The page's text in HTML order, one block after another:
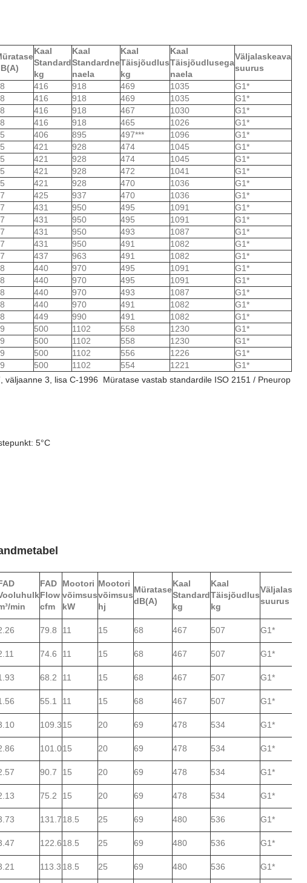
Kaal
Standard
kg
Kaal
Standardne
naela
Kaal
Täisjõudlus
kg
Kaal
Täisjõudlusega
naela
Väljalaskeava
suurus
416 918 469 1035
G1*
416 918 469 1035
G1*
416 918 467 1030
G1*
416 918 465 1026
G1*
406 895 497*** 1096
G1*
421 928 474 1045
G1*
421 928 474 1045
G1*
421 928 472 1041
G1*
421 928 470 1036
G1*
425 937 470 1036
G1*
431 950 495 1091
G1*
431 950 495 1091
G1*
431 950 493 1087
G1*
431 950 491 1082
G1*
437 963 491 1082
G1*
440 970 495 1091
G1*
440 970 495 1091
G1*
440 970 493 1087
G1*
440 970 491 1082
G1*
449 990 491 1082
G1*
500 1102 558 1230
G1*
500 1102 558 1230
G1*
500 1102 556 1226
G1*
500 1102 554 1221
G1*
3, lisa C-1996 Müratase vastab standardile ISO 2151 / Pneurop
5°C
min
FAD
Flow
cfm
Mootori
võimsus
kW
Mootori
võimsus
hj
Müratase
dB(A)
Kaal
Standard
kg
Kaal
Täisjõudlus
kg
suurus
79.8 11 15 68 467 507
G1*
74.6 11 15 68 467 507
G1*
68.2 11 15 68 467 507
G1*
55.1 11 15 68 467 507
G1*
109.315 20 69 478 534
G1*
101.015 20 69 478 534
G1*
90.7 15 20 69 478 534
G1*
75.2 15 20 69 478 534
G1*
131.718.5 25 69 480 536
G1*
122.618.5 25 69 480 536
G1*
113.3 18.5 25 69 480 536
G1*